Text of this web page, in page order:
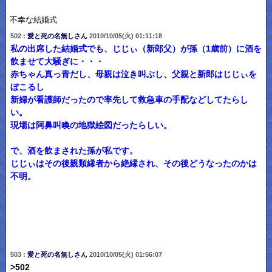
不幸な結婚式
502 : 愛と死の名無しさん2010/10/05(火) 01:11:18
私の出席した結婚式でも、じじぃ（新郎父）が孫（1歳前）に酒を
飲ませて大騒ぎに・・・
赤ちゃん真っ青だし、母親は泣き叫ぶし、父親と新郎はじじぃを
ぼこるし
新婦が看護師だったので率先して救急車の手配などしてたらし
い。
現場は阿鼻叫喚の地獄絵図だったらしい。
で、酒を飲まされた孫が私です。
じじぃはその後親類縁者から絶縁され、その後どうなったのかは
不明。
503 : 愛と死の名無しさん2010/10/05(火) 01:56:07
>502